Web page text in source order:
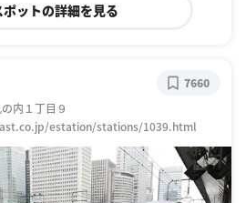
ポットの詳細を見る
内１丁目９
estation/stations/1039.html
7660